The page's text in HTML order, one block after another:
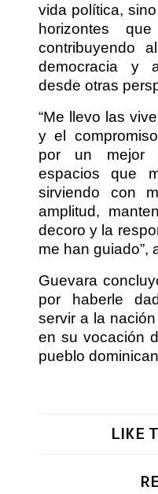
vida política,
horizontes
contribuyendo
democracia y
desde otras
“Me llevo las
y el
por un mejor
espacios que
sirviendo con
amplitud,
decoro y la
me han guiado”,
Guevara
por haberle
servir a la
en su vocación
pueblo
LIKE